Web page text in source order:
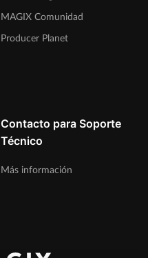
MAGIX Comunidad
Producer Planet
Contacto para Soporte
Técnico
Más información